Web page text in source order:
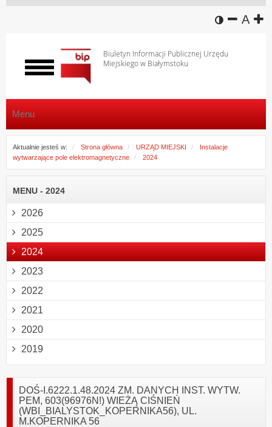
wersja
A
Biuletyn Informacji Publicznej Urzędu
Miejskiego w Białymstoku
Włącz
menu
Menu
Aktualnie jesteś w: Strona główna URZĄD MIEJSKI
Instalacje
wytwarzające pole elektromagnetyczne
2024
MENU - 2024
2026
2025
2024
2023
2022
2021
2020
2019
DOŚ-I.6222.1.48.2024 ZM. DANYCH INST. WYTW.
PEM, 603(96976N!) WIEŻĄ CIŚNIEŃ
(WBI_BIALYSTOK_KOPERNIKA56), UL.
M.KOPERNIKA 56